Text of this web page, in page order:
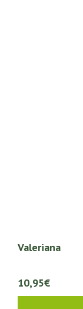
Valeriana
10,95€